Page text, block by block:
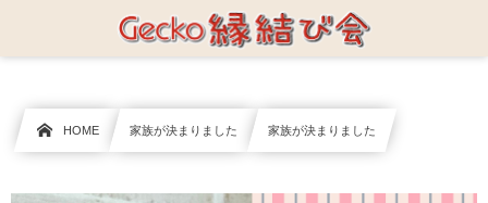
HOME 家族が決まりました 家族が決まりました